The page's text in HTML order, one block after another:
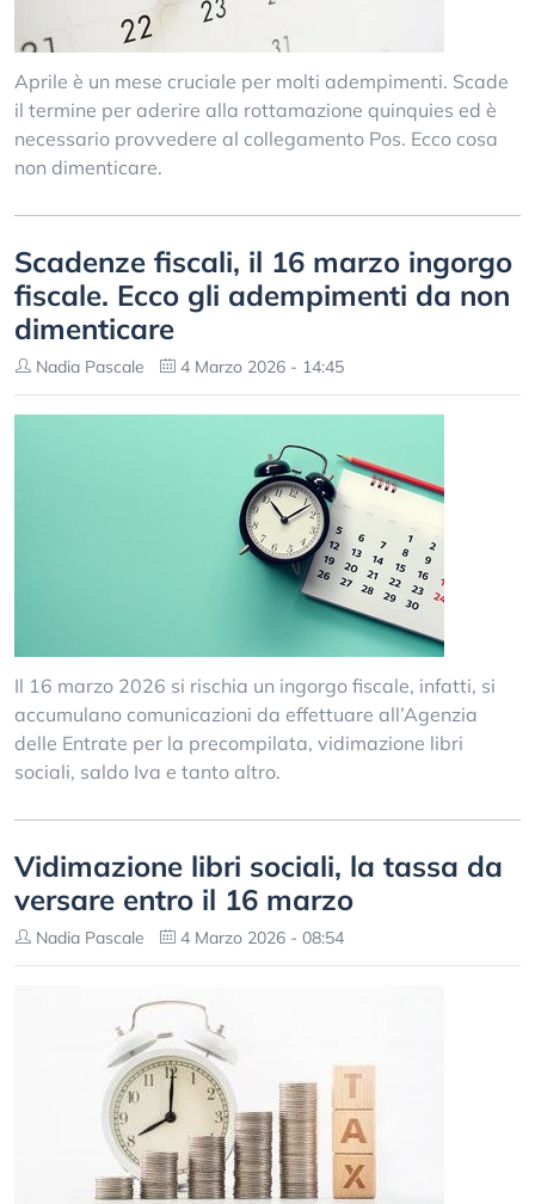
Aprile è un mese cruciale per molti adempimenti. Scade
il termine per aderire alla rottamazione quinquies ed è
necessario provvedere al collegamento Pos. Ecco cosa
non dimenticare.
Scadenze fiscali, il 16 marzo ingorgo
fiscale. Ecco gli adempimenti da non
dimenticare
Nadia Pascale 4 Marzo 2026 - 14:45
Il 16 marzo 2026 si rischia un ingorgo fiscale, infatti, si
accumulano comunicazioni da effettuare all’Agenzia
delle Entrate per la precompilata, vidimazione libri
sociali, saldo Iva e tanto altro.
Vidimazione libri sociali, la tassa da
versare entro il 16 marzo
Nadia Pascale 4 Marzo 2026 - 08:54